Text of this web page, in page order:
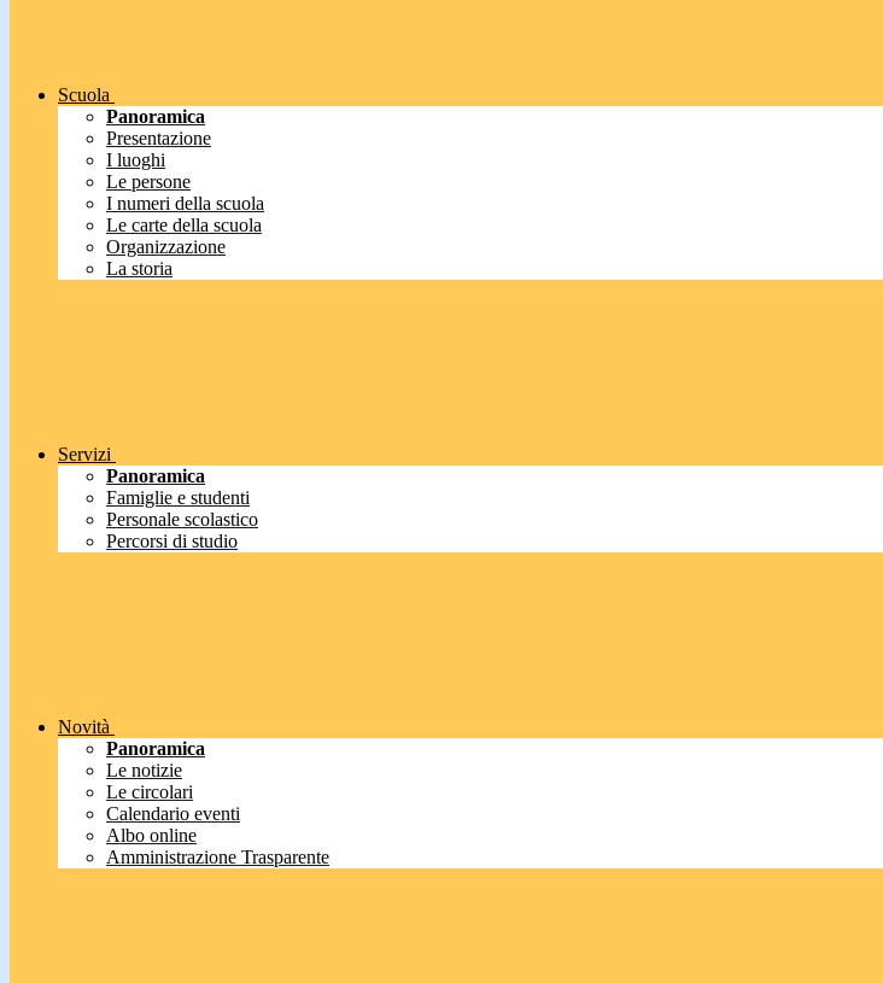
Scuola
Panoramica
Presentazione
I luoghi
Le persone
I numeri della scuola
Le carte della scuola
Organizzazione
La storia
Servizi
Panoramica
Famiglie e studenti
Personale scolastico
Percorsi di studio
Novità
Panoramica
Le notizie
Le circolari
Calendario eventi
Albo online
Amministrazione Trasparente